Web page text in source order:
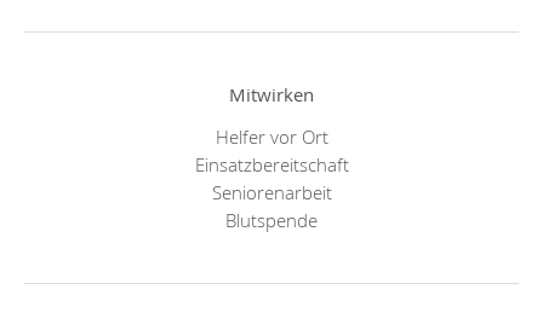
Mitwirken
Helfer vor Ort
Einsatzbereitschaft
Seniorenarbeit
Blutspende